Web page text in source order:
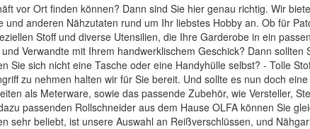
vor Ort finden können? Dann sind Sie hier genau richtig. Wir
und anderen Nähzutaten rund um Ihr liebstes Hobby an. Ob für
Stoff und diverse Utensilien, die Ihre Garderobe in ein
Verwandte mit Ihrem handwerklischem Geschick? Dann
Sie sich nicht eine Tasche oder eine Handyhülle selbst? - Tolle
zu nehmen halten wir für Sie bereit. Und sollte es nun doch
als Meterware, sowie das passende Zubehör, wie Versteller,
passenden Rollschneider aus dem Hause OLFA können Sie
sehr beliebt, ist unsere Auswahl an Reißverschlüssen, und